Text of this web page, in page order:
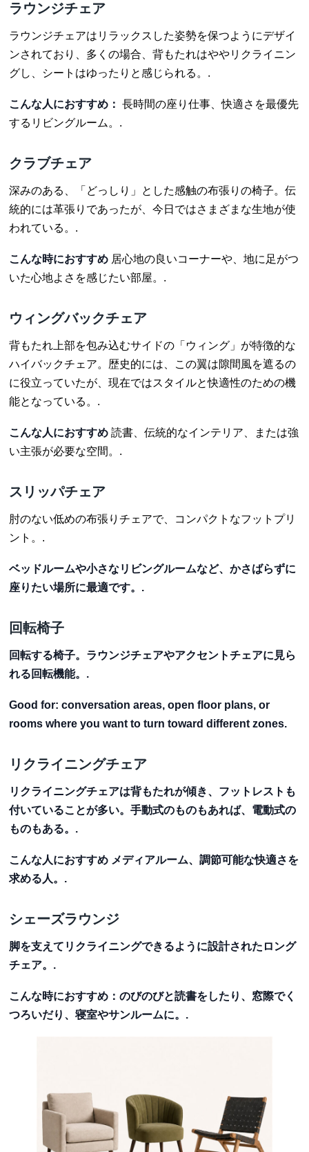
ラウンジチェア
ラウンジチェアはリラックスした姿勢を保つようにデザイ
ンされており、多くの場合、背もたれはややリクライニン
グし、シートはゆったりと感じられる。.
こんな人におすすめ： 長時間の座り仕事、快適さを最優先
するリビングルーム。.
クラブチェア
深みのある、「どっしり」とした感触の布張りの椅子。伝
統的には革張りであったが、今日ではさまざまな生地が使
われている。.
こんな時におすすめ 居心地の良いコーナーや、地に足がつ
いた心地よさを感じたい部屋。.
ウィングバックチェア
背もたれ上部を包み込むサイドの「ウィング」が特徴的な
ハイバックチェア。歴史的には、この翼は隙間風を遮るの
に役立っていたが、現在ではスタイルと快適性のための機
能となっている。.
こんな人におすすめ 読書、伝統的なインテリア、または強
い主張が必要な空間。.
スリッパチェア
肘のない低めの布張りチェアで、コンパクトなフットプリ
ント。.
ベッドルームや小さなリビングルームなど、かさばらずに
座りたい場所に最適です。.
回転椅子
回転する椅子。ラウンジチェアやアクセントチェアに見ら
れる回転機能。.
Good for: conversation areas, open floor plans, or
rooms where you want to turn toward different zones.
リクライニングチェア
リクライニングチェアは背もたれが傾き、フットレストも
付いていることが多い。手動式のものもあれば、電動式の
ものもある。.
こんな人におすすめ メディアルーム、調節可能な快適さを
求める人。.
シェーズラウンジ
脚を支えてリクライニングできるように設計されたロング
チェア。.
こんな時におすすめ：のびのびと読書をしたり、窓際でく
つろいだり、寝室やサンルームに。.